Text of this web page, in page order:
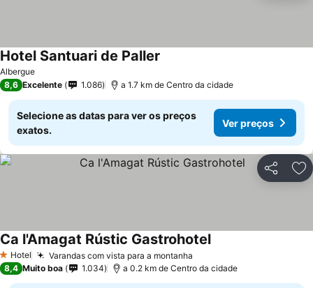
Albergue
Hotel Santuari de Paller
8,6 Excelente 1.086 a 1.7 km de Centro da cidade
Selecione as datas para ver os preços
exatos.
Ver preços
Partilhar
1 Estrelas
Hotel Varandas com vista para a montanha
Ca l'Amagat Rústic GastrohotelVer preços
8,4 Muito boa 1.034 a 0.2 km de Centro da cidade